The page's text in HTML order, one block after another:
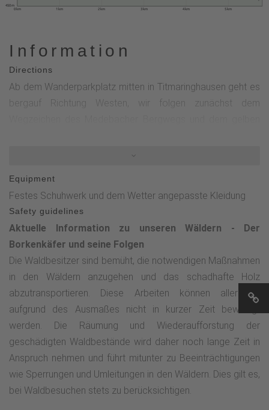
0 km 1 km 2 km 3 km 4 km 5 km
450 m
Information
Directions
Ab dem Wanderparkplatz mitten in Titmaringhausen geht es
bergauf Richtung Westen, wir folgen zunächst dem
folgen dem X25. Nach ca. 100 Metern erreichen wir den
Seelenort Krutenberg mit seinem fantastischen Weitblick.Wir
verlassen den x25 und folgen dem Weg ins Tal. Geradeaus
an der Scheune entlang bis wir auf den T3 stoßen. Diesem
folgen wir nach Osten weiter bergab. Nach einer kleinen
Wegschlaufe, verlassen wir den T3 nach links auf "Am
Breidelaub". Nach etwa 100 Metern stoßen wir wieder auf
den T3 und folgen dem Weg nach links (Norden) zurück zum
Ausgangspunkt.
Equipment
Festes Schuhwerk und dem Wetter angepasste Kleidung
Safety guidelines
Aktuelle Information zu unseren Wäldern - Der
Borkenkäfer und seine Folgen
Die Waldbesitzer sind bemüht, die notwendigen Maßnahmen
in den Wäldern anzugehen und das schadhafte Holz
abzutransportieren. Diese Arbeiten können allerdings
aufgrund des Ausmaßes nicht in kurzer Zeit bewältigt
werden. Die Räumung und Wiederaufforstung der
geschädigten Waldbestände wird daher noch lange Zeit in
Anspruch nehmen und führt mitunter zu Beeinträchtigungen
wie Sperrungen und Umleitungen in den Wäldern. Dies gilt es,
bei Waldbesuchen stets zu berücksichtigen.